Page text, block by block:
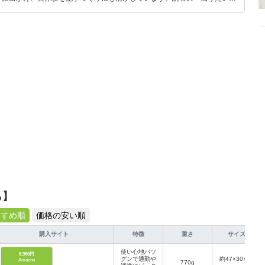
め順 価格の安い順
購入サイト 特徴 重さ サイズ
8,980円
Amazon
使い心地バツ
グンで通勤や
770g
約47×30×15